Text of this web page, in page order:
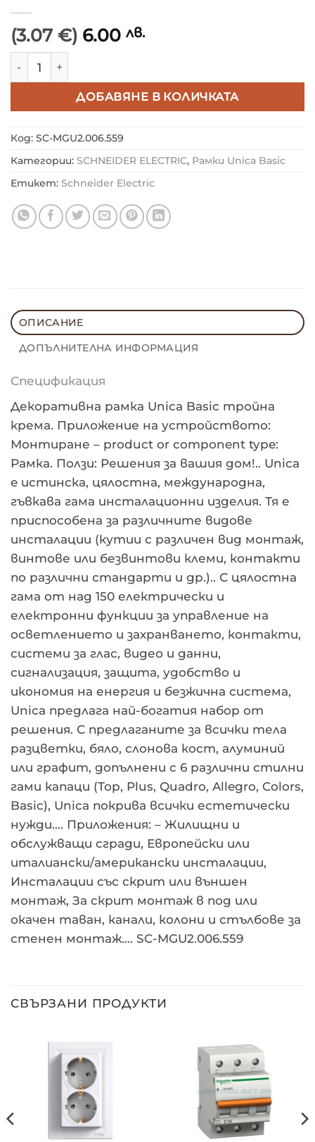
(3.07 €) 6.00 лв.
ДОБАВЯНЕ В КОЛИЧКАТА
Код: SC-MGU2.006.559
Категории: SCHNEIDER ELECTRIC, Рамки Unica Basic
Етикет: Schneider Electric
ОПИСАНИЕ
ДОПЪЛНИТЕЛНА ИНФОРМАЦИЯ
Спецификация
Декоративна рамка Unica Basic тройна
крема. Приложение на устройството:
Монтиране – product or component type:
Рамка. Ползи: Решения за вашия дом!.. Unica
e истинска, цялостна, международна,
гъвкава гама инсталационни изделия. Тя е
приспособена за различните видове
инсталации (кутии с различен вид монтаж,
винтове или безвинтови клеми, контакти
по различни стандарти и др.).. С цялостна
гама от над 150 електрически и
електронни функции за управление на
осветлението и захранването, контакти,
системи за глас, видео и данни,
сигнализация, защита, удобство и
икономия на енергия и безжична система,
Unica предлага най-богатия набор от
решения. С предлаганите за всички тела
разцветки, бяло, слонова кост, алуминий
или графит, допълнени с 6 различни стилни
гами капаци (Top, Plus, Quadro, Allegro, Colors,
Basic), Unica покрива всички естетически
нужди…. Приложения: – Жилищни и
обслужващи сгради, Европейски или
италиански/американски инсталации,
Инсталации със скрит или външен
монтаж, За скрит монтаж в под или
окачен таван, канали, колони и стълбове за
стенен монтаж…. SC-MGU2.006.559
СВЪРЗАНИ ПРОДУКТИ